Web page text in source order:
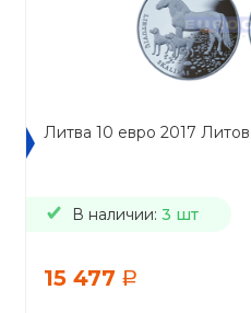
Литва 10 евро 2017
В наличии: 3 шт
15 477 a